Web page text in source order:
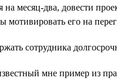
на месяц-два, довести
мотивировать его на
сотрудника
мне пример из